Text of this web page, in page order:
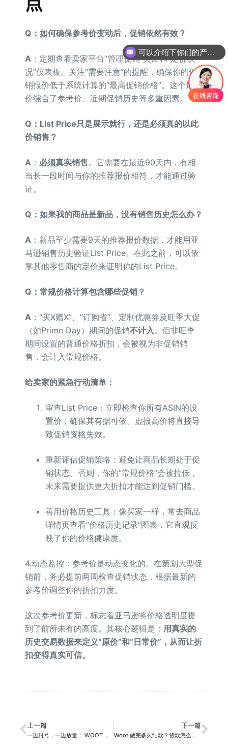
Q：如何确保参考价变动后，促销依然有效？
A ：定期查看卖家平台“管理促销”页面和“定价状
况”仪表板。关注“需要注意”的提醒，确保你的促
销报价低于系统计算的“最高促销价格”。这个最高
价综合了参考价、近期促销历史等多重因素。
Q：List Price只是展示就行，还是必须真的以此
价销售？
A ： 必须真实销售。它需要在最近90天内，有相
当长一段时间与你的推荐报价相符，才能通过验
证。
Q：如果我的商品是新品，没有销售历史怎么办？
A ：新品至少需要9天的推荐报价数据，才能用亚
马逊销售历史验证List Price。在此之前，可以依
靠其他零售商的定价来证明你的List Price。
Q：常规价格计算包含哪些促销？
A ：“买X赠X”、“订购省”、定制优惠券及旺季大促
（如Prime Day）期间的促销不计入 。但非旺季
期间设置的普通价格折扣，会被视为非促销销
售，会计入常规价格。
给卖家的紧急行动清单：
审查List Price：立即检查你所有ASIN的设
置价，确保其有据可依。虚报高价将直接导
致促销资格失效。
重新评估促销策略：避免让商品长期处于促
销状态。否则，你的“常规价格”会被拉低，
未来需要提供更大折扣才能达到促销门槛。
善用价格历史工具：像买家一样，常去商品
详情页查看“价格历史记录”图表，它直观反
映了你的价格健康度。
4.动态监控：参考价是动态变化的。在策划大型促
销前，务必提前两周检查促销状态，根据最新的
参考价调整你的折扣力度。
这次参考价更新，标志着亚马逊将价格透明度提
到了前所未有的高度。其核心逻辑是： 用真实的
历史交易数据来定义“原价”和“日常价”，从而让折
扣变得真实可信。
上一篇
一边封号，一边放量： WOOT 到底发生了什么？
下一篇
Woot 做完多久结款？货款怎么收，这一篇讲明白
你们是怎么收费的呢